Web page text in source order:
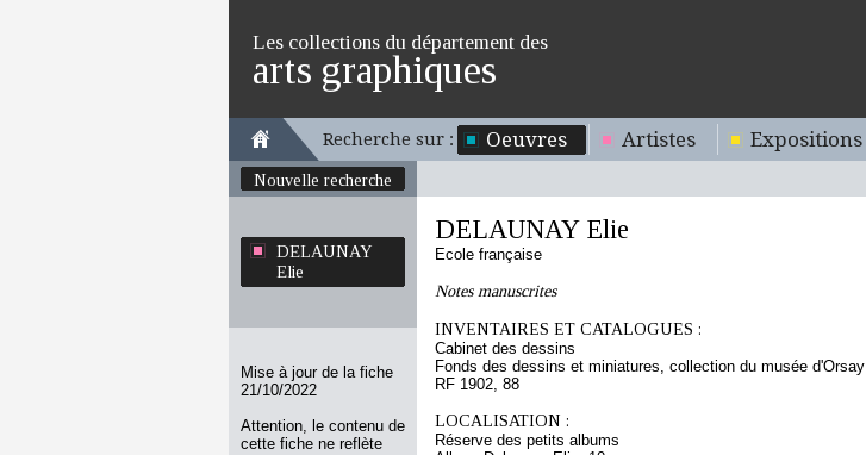
Les collections du département des
arts graphiques
Recherche sur : Oeuvres Artistes Expositions
Nouvelle recherche
DELAUNAY
Elie
Mise à jour de la fiche
21/10/2022
Attention, le contenu de
cette fiche ne reflète
DELAUNAY Elie
Ecole française
Notes manuscrites
INVENTAIRES ET CATALOGUES :
Cabinet des dessins
Fonds des dessins et miniatures, collection du musée d'Orsay
RF 1902, 88
LOCALISATION :
Réserve des petits albums